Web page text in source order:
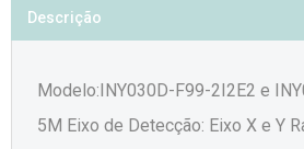
Descrição
Modelo:INY030D-F99-2I2E2 e
5M Eixo de Detecção: Eixo X e Y